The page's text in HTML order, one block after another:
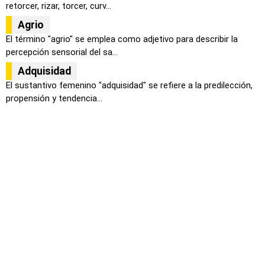
retorcer, rizar, torcer, curv...
Agrio
El término "agrio" se emplea como adjetivo para describir la
percepción sensorial del sa...
Adquisidad
El sustantivo femenino "adquisidad" se refiere a la predilección,
propensión y tendencia...